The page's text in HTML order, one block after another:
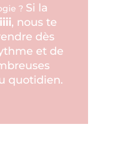
? Si la
, nous te
dès
et de
quotidien.